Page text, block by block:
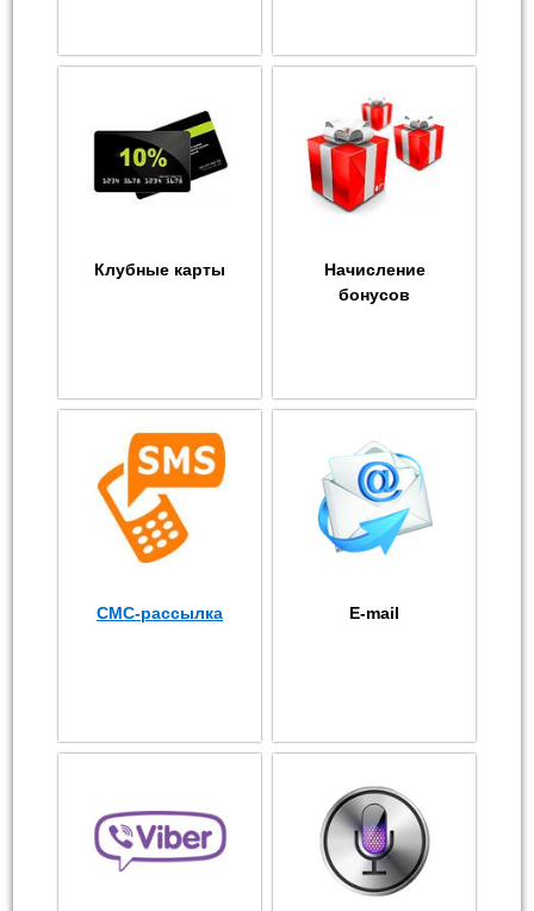
Клубные карты
Начисление
бонусов
СМС-рассылка E-mail